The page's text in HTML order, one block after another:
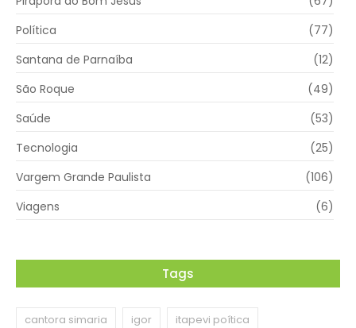
Política
(77)
Santana de Parnaíba
(12)
São Roque
(49)
Saúde
(53)
Tecnologia
(25)
Vargem Grande Paulista
(106)
Viagens
(6)
Tags
cantora simaria igor
itapevi poítica